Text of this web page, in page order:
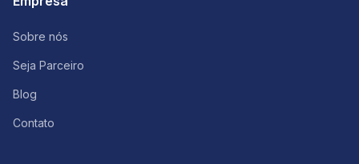
Sobre nós
Seja Parceiro
Blog
Contato